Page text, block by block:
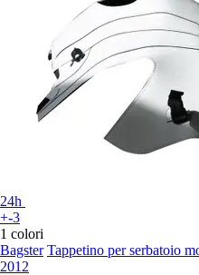
24h
+-3
1 colori
Bagster Tappetino per serbatoio
2012